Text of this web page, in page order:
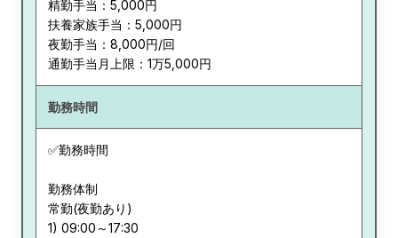
精勤手当：5,000円
扶養家族手当：5,000円
夜勤手当：8,000円/回
通勤手当月上限：1万5,000円
勤務時間
✅勤務時間
勤務体制
常勤(夜勤あり)
1) 09:00～17:30